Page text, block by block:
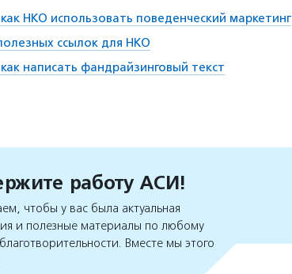
НКО использовать поведенческий маркетинг
ссылок для НКО
написать фандрайзинговый текст
работу АСИ!
чтобы у вас была актуальная
и полезные материалы по любому
Вместе мы этого